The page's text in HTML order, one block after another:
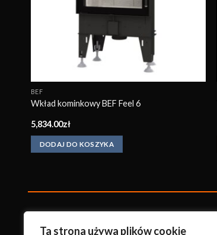
Ta strona używa plików cookie
BEF
Wkład kominkowy BEF Feel 6
5,834.00zł
DODAJ DO KOSZYKA
KonradKominki